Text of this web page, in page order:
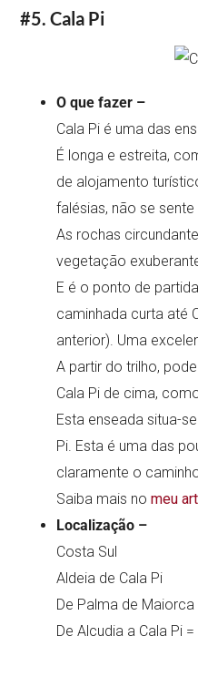
#5. Cala Pi
O que fazer –
Cala Pi é uma das
É longa e estreita,
de alojamento
falésias, não se
As rochas
vegetação
E é o ponto de
caminhada curta até
anterior). Uma
A partir do trilho,
Cala Pi de cima,
Esta enseada situa-
Pi. Esta é uma das
claramente o
Saiba mais nomeu
Localização –
Costa Sul
Aldeia de Cala Pi
De Palma de
De Alcudia a Cala Pi